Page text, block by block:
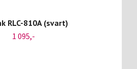
RLC-810A (svart)
1 095,-